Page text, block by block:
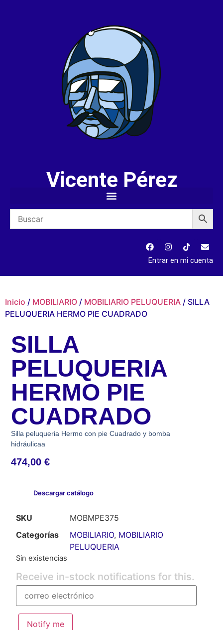
Vicente Pérez
Entrar en mi cuenta
Inicio / MOBILIARIO / MOBILIARIO PELUQUERIA / SILLA
PELUQUERIA HERMO PIE CUADRADO
SILLA
PELUQUERIA
HERMO PIE
CUADRADO
Silla peluqueria Hermo con pie Cuadrado y bomba
hidráulicaa
474,00€
Descargar catálogo
SKU
MOBMPE375
Categorías
MOBILIARIO, MOBILIARIO
PELUQUERIA
Sin existencias
Receive in-stock notifications for this.
Notify me